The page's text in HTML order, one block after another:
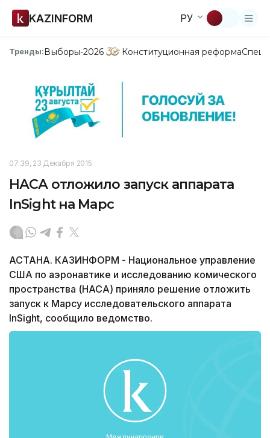
KAZINFORM РУ
Тренды:Выборы-2026 Конституционная реформа
07:39, 23 Декабря 2015
НАСА отложило запуск аппарата
InSight на Марс
АСТАНА. КАЗИНФОРМ - Национальное управление
США по аэронавтике и исследованию комического
пространства (НАСА) приняло решение отложить
запуск к Марсу исследовательского аппарата
InSight, сообщило ведомство.